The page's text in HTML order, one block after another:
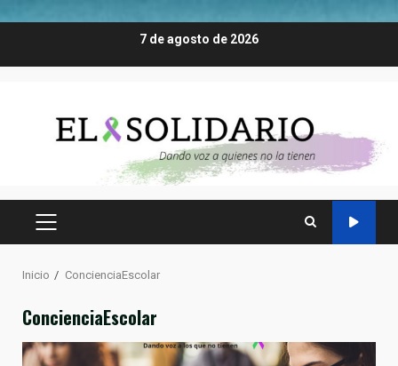
7 de agosto de 2026
MENÚ
Inicio ConcienciaEscolar
ConcienciaEscolar